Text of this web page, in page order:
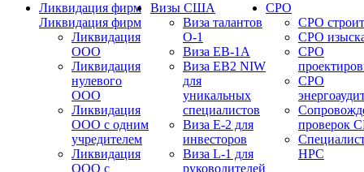
Ликвидация фирм
Ликвидация фирм
Ликвидация
ООО
Ликвидация
нулевого
ООО
Ликвидация
ООО с одним
учредителем
Ликвидация
ООО с
Визы США
Виза талантов
О-1
Виза EB-1A
Виза EB2 NIW
для
уникальных
специалистов
Виза E-2 для
инвесторов
Виза L-1 для
руководителей
СРО
СРО
СРО
СРО
СРО
проверок
НРС